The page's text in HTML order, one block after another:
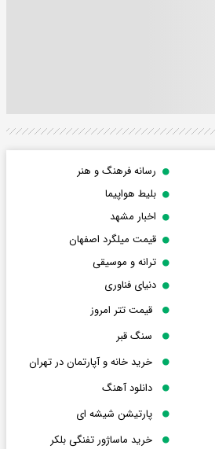
رسانه فرهنگ و هنر
بلیط هواپیما
اخبار مشهد
قیمت میلگرد اصفهان
ترانه و موسیقی
دنیای فناوری
قیمت تتر امروز
سنگ قبر
خرید خانه و آپارتمان در تهران
دانلود آهنگ
پارتیشن شیشه ای
خرید ماساژور تفنگی بلکر